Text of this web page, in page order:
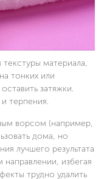
материала,
тонких или
затяжки.
терпения.
ворсом (например,
дома, но
лучшего результата
избегая
трудно удалить